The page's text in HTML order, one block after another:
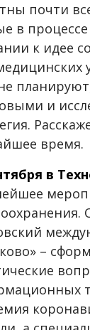
почти
в
к идее
и
время.
в
–